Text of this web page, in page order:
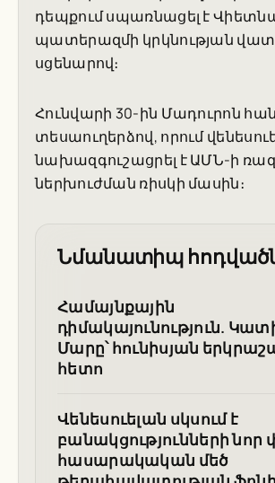
դեպքում սպառնացել է
պատերազմի կրկնության
սցենարով։
Հունվարի 30-ին Մադուրոն
տեսաուղերձով, որում
նախազգուշացրել է ԱՄՆ-ի
ներխուժման ռիսկի մասին։
Նմանատիպ
Համայնքային
դիմակայունություն.
Մարը՝ հունիսյան
հետո
Վենեսուելան սկսում է
բանակցությունների նոր
հասարակական մեծ